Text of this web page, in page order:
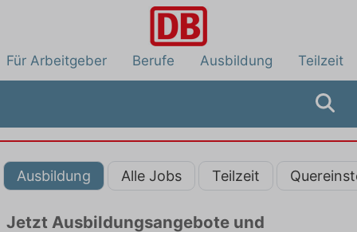
Für Arbeitgeber Berufe Ausbildung Teilzeit
Ausbildung Alle Jobs Teilzeit
Jetzt Ausbildungsangebote und